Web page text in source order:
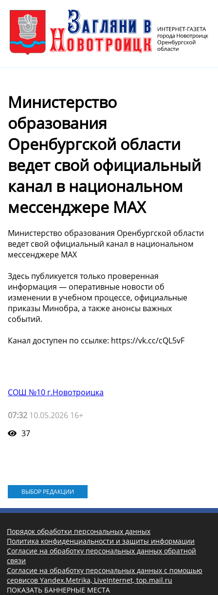
Министерство
образования
Оренбургской области
ведет свой официальный
канал в национальном
мессенджере MAX
Министерство образования Оренбургской области
ведет свой официальный канал в национальном
мессенджере MAX
Здесь публикуется только проверенная
информация — оперативные новости об
изменении в учебном процессе, официальные
приказы Минобра, а также анонсы важных
событий.
Канал доступен по ссылке: https://vk.cc/cQL5vF
СОШ №10 г.Новотроицка
07:32 10.05.2026 16+
37
ВЫБОР РЕДАКЦИИ
Порядок обработки персональных данных
Политика конфиденциальности и защиты информации
Согласие на обработку персональных данных обратной
связи
Согласие на обработку персональных данных с помощью
сервисов Yandex.Metrika, LiveInternet, top.mail.ru
ПОКАЗАТЬ БАННЕРНЫЕ МЕСТА